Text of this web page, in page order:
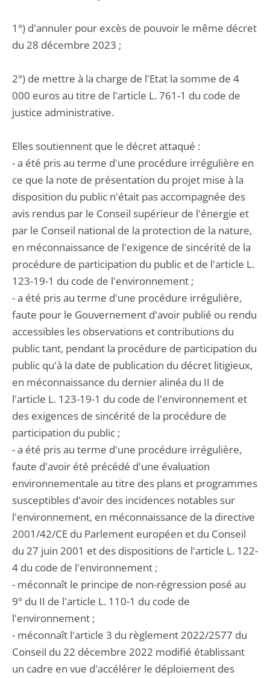
1°) d'annuler pour excès de pouvoir le même décret
du 28 décembre 2023 ;
2°) de mettre à la charge de l'Etat la somme de 4
000 euros au titre de l'article L. 761-1 du code de
justice administrative.
Elles soutiennent que le décret attaqué :
- a été pris au terme d'une procédure irrégulière en
ce que la note de présentation du projet mise à la
disposition du public n'était pas accompagnée des
avis rendus par le Conseil supérieur de l'énergie et
par le Conseil national de la protection de la nature,
en méconnaissance de l'exigence de sincérité de la
procédure de participation du public et de l'article L.
123-19-1 du code de l'environnement ;
- a été pris au terme d'une procédure irrégulière,
faute pour le Gouvernement d'avoir publié ou rendu
accessibles les observations et contributions du
public tant, pendant la procédure de participation du
public qu'à la date de publication du décret litigieux,
en méconnaissance du dernier alinéa du II de
l'article L. 123-19-1 du code de l'environnement et
des exigences de sincérité de la procédure de
participation du public ;
- a été pris au terme d'une procédure irrégulière,
faute d'avoir été précédé d'une évaluation
environnementale au titre des plans et programmes
susceptibles d'avoir des incidences notables sur
l'environnement, en méconnaissance de la directive
2001/42/CE du Parlement européen et du Conseil
du 27 juin 2001 et des dispositions de l'article L. 122-
4 du code de l'environnement ;
- méconnaît le principe de non-régression posé au
9° du II de l'article L. 110-1 du code de
l'environnement ;
- méconnaît l'article 3 du règlement 2022/2577 du
Conseil du 22 décembre 2022 modifié établissant
un cadre en vue d'accélérer le déploiement des